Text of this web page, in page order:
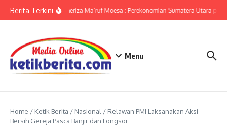
Berita Terkini
KPwBI Sumut Ameriza Ma’ruf Moesa : Perekonomian Sumatera Utara
Menu
Home / Ketik Berita / Nasional / Relawan PMI Laksanakan Aksi
Bersih Gereja Pasca Banjir dan Longsor